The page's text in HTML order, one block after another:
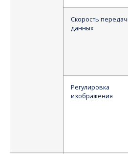
Скорость
данных
Регулировка
изображения